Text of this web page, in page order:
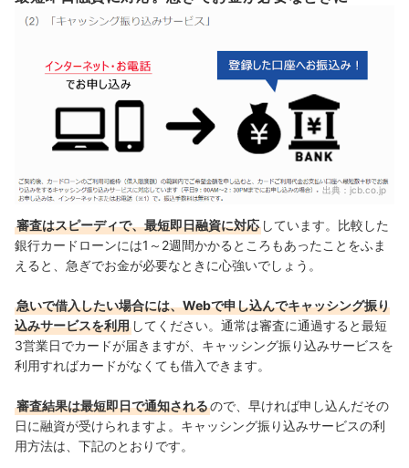
出典： jcb.co.jp
審査はスピーディで、最短即日融資に対応 しています。比較した
銀行カードローンには1～2週間かかるところもあったことをふま
えると、 急ぎでお金が必要なときに心強いでしょう。
急いで借入したい場合には、Webで申し込んでキャッシング振り
込みサービスを利用 してください。通常は審査に通過すると最短
3営業日でカードが届きますが、キャッシング振り込みサービスを
利用すればカードがなくても借入できます。
審査結果は最短即日で通知されるので、早ければ申し込んだその
日に融資が受けられますよ。キャッシング振り込みサービスの利
用方法は、下記のとおりです。